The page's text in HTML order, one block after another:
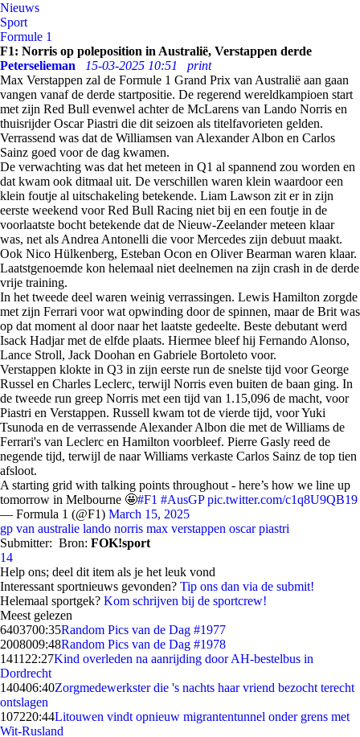
Nieuws
Sport
Formule 1
F1: Norris op poleposition in Australië, Verstappen derde
Peterselieman
15-03-2025 10:51
print
Max Verstappen zal de Formule 1 Grand Prix van Australië aan gaan
vangen vanaf de derde startpositie. De regerend wereldkampioen start
met zijn Red Bull evenwel achter de McLarens van Lando Norris en
thuisrijder Oscar Piastri die dit seizoen als titelfavorieten gelden.
Verrassend was dat de Williamsen van Alexander Albon en Carlos
Sainz goed voor de dag kwamen.
De verwachting was dat het meteen in Q1 al spannend zou worden en
dat kwam ook ditmaal uit. De verschillen waren klein waardoor een
klein foutje al uitschakeling betekende. Liam Lawson zit er in zijn
eerste weekend voor Red Bull Racing niet bij en een foutje in de
voorlaatste bocht betekende dat de Nieuw-Zeelander meteen klaar
was, net als Andrea Antonelli die voor Mercedes zijn debuut maakt.
Ook Nico Hülkenberg, Esteban Ocon en Oliver Bearman waren klaar.
Laatstgenoemde kon helemaal niet deelnemen na zijn crash in de derde
vrije training.
In het tweede deel waren weinig verrassingen. Lewis Hamilton zorgde
met zijn Ferrari voor wat opwinding door de spinnen, maar de Brit was
op dat moment al door naar het laatste gedeelte. Beste debutant werd
Isack Hadjar met de elfde plaats. Hiermee bleef hij Fernando Alonso,
Lance Stroll, Jack Doohan en Gabriele Bortoleto voor.
Verstappen klokte in Q3 in zijn eerste run de snelste tijd voor George
Russel en Charles Leclerc, terwijl Norris even buiten de baan ging. In
de tweede run greep Norris met een tijd van 1.15,096 de macht, voor
Piastri en Verstappen. Russell kwam tot de vierde tijd, voor Yuki
Tsunoda en de verrassende Alexander Albon die met de Williams de
Ferrari's van Leclerc en Hamilton voorbleef. Pierre Gasly reed de
negende tijd, terwijl de naar Williams verkaste Carlos Sainz de top tien
afsloot.
A starting grid with talking points throughout - here’s how we line up
tomorrow in Melbourne 🤩#F1 #AusGP pic.twitter.com/c1q8U9QB19
— Formula 1 (@F1) March 15, 2025
gp van australie lando norris max verstappen oscar piastri
Submitter: Bron: FOK!sport
14
Help ons; deel dit item als je het leuk vond
Interessant sportnieuws gevonden? Tip ons dan via de submit!
Helemaal sportgek? Kom schrijven bij de sportcrew!
Meest gelezen
6403700:35Random Pics van de Dag #1977
2008009:48Random Pics van de Dag #1978
1411 22:27Kind overleden na aanrijding door AH-bestelbus in
Dordrecht
140406:40Zorgmedewerkster die 's nachts haar vriend bezocht terecht
ontslagen
107220:44Litouwen vindt opnieuw migrantentunnel onder grens met
Wit-Rusland